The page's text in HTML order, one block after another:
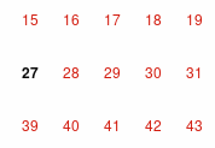
15 16 17 18 19
27 28 29 30 31
39 40 41 42 43